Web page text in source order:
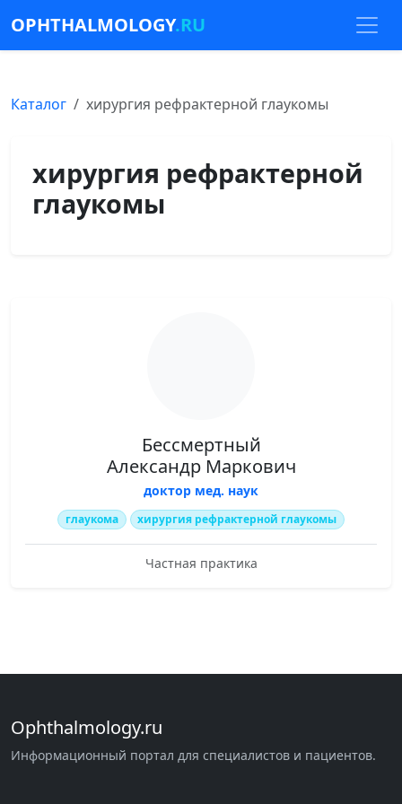
OPHTHALMOLOGY.RU
Каталог хирургия рефрактерной глаукомы
хирургия рефрактерной
глаукомы
Бессмертный
Александр Маркович
доктор мед. наук
глаукома хирургия рефрактерной глаукомы
Частная практика
Ophthalmology.ru
Информационный портал для специалистов и пациентов.